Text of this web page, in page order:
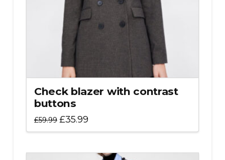
Check blazer with contrast
buttons
£59.99 Oorspronkelijke
prijs
was:
£35.99Huidige
is: